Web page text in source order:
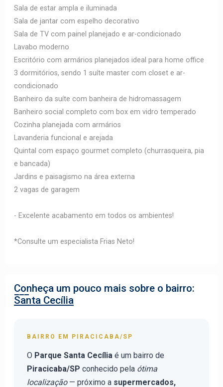
Sala de estar ampla e iluminada
Sala de jantar com espelho decorativo
Sala de TV com painel planejado e ar-condicionado
Lavabo moderno
Escritório com armários planejados ideal para home office
3 dormitórios, sendo 1 suíte master com closet e ar-
condicionado
Banheiro da suíte com banheira de hidromassagem
Banheiro social completo com box em vidro temperado
Cozinha planejada com armários
Lavanderia funcional e arejada
Quintal com espaço gourmet completo (churrasqueira, pia
e bancada)
Jardins e paisagismo na área externa
2 vagas de garagem
- Excelente acabamento em todos os ambientes!
*Consulte um especialista Frias Neto!
Conheça um pouco mais sobre o bairro:
Santa Cecília
BAIRRO EM PIRACICABA/SP
O Parque Santa Cecília é um bairro de
Piracicaba/SP conhecido pela ótima
localização— próximo a supermercados,